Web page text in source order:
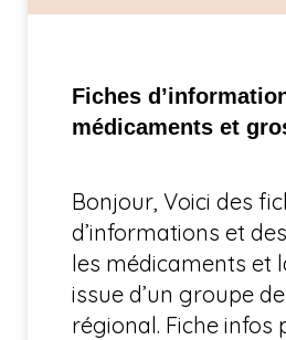
Fiches
médicaments et
Bonjour, Voici des
d’informations et
les médicaments et
issue d’un groupe
régional. Fiche infos